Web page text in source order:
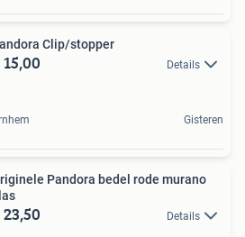
Clip/stopper
Details
Gisteren
Pandora bedel rode murano
Details